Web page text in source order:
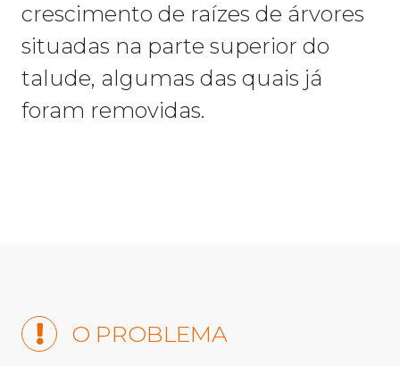
crescimento de raízes de árvores
situadas na parte superior do
talude, algumas das quais já
foram removidas.
O PROBLEMA